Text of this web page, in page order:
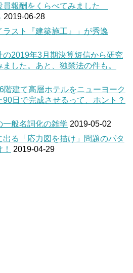
員報酬をくらべてみました
2019-06-28
ラスト『建築施工』」が秀逸
の2019年3月期決算短信から研究
した。あと、独禁法の件も。
階建て高層ホテルをニューヨーク
日で完成させるって、ホント？
一般名詞化の雑学 2019-05-02
る「応力図を描け」問題のパタ
2019-04-29